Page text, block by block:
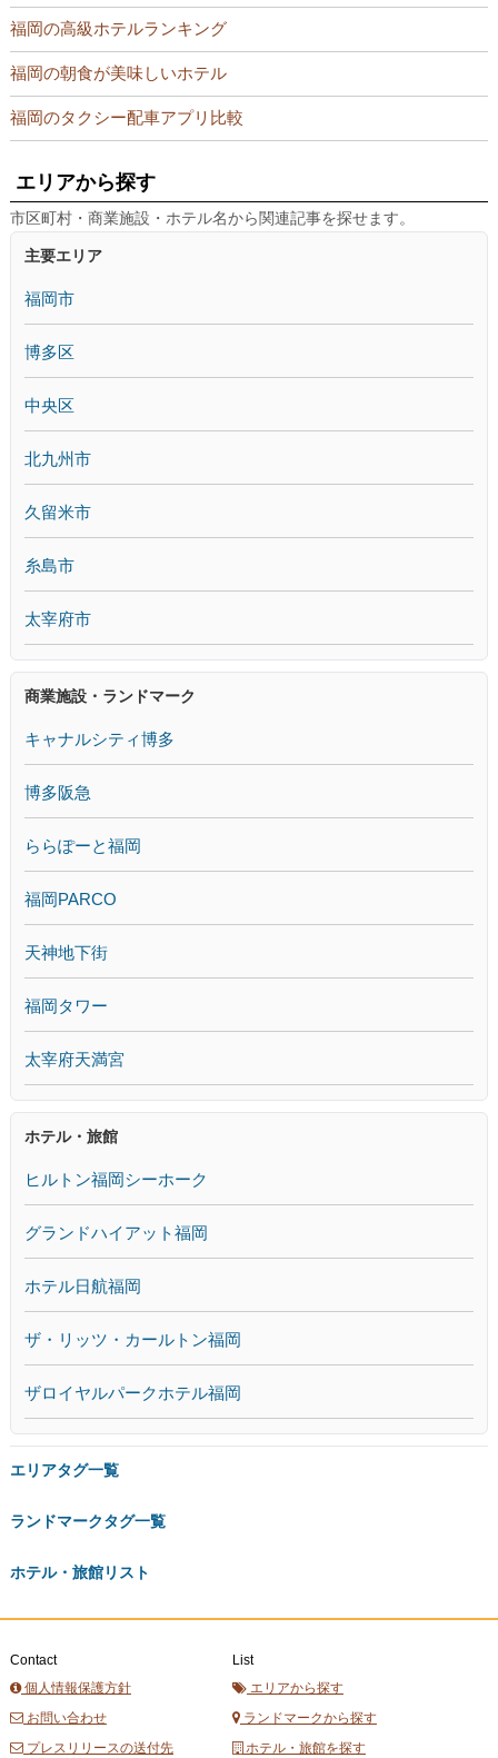
福岡の高級ホテルランキング
福岡の朝食が美味しいホテル
福岡のタクシー配車アプリ比較
エリアから探す
市区町村・商業施設・ホテル名から関連記事を探せます。
主要エリア
福岡市
博多区
中央区
北九州市
久留米市
糸島市
太宰府市
商業施設・ランドマーク
キャナルシティ博多
博多阪急
ららぽーと福岡
福岡PARCO
天神地下街
福岡タワー
太宰府天満宮
ホテル・旅館
ヒルトン福岡シーホーク
グランドハイアット福岡
ホテル日航福岡
ザ・リッツ・カールトン福岡
ザロイヤルパークホテル福岡
エリアタグ一覧
ランドマークタグ一覧
ホテル・旅館リスト
Contact
個人情報保護方針
お問い合わせ
プレスリリースの送付先
List
エリアから探す
ランドマークから探す
ホテル・旅館を探す